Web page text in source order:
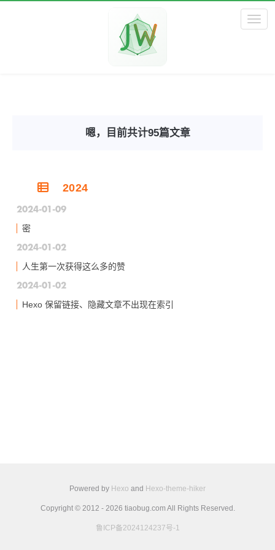
嗯，目前共计95篇文章
2024
2024-01-09
密
2024-01-02
人生第一次获得这么多的赞
2024-01-02
Hexo 保留链接、隐藏文章不出现在索引
Powered by Hexo and Hexo-theme-hiker
Copyright © 2012 - 2026 tiaobug.com All Rights Reserved.
鲁ICP备2024124237号-1